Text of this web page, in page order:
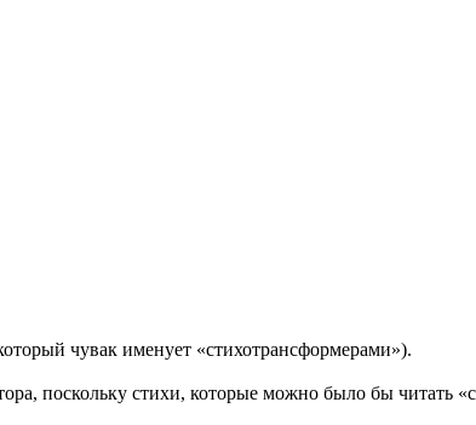
чувак именует «стихотрансформерами»).
поскольку стихи, которые можно было бы читать